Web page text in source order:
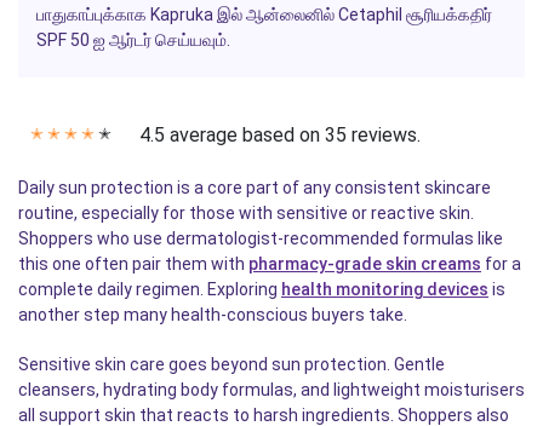
பாதுகாப்புக்காக Kapruka இல் ஆன்லைனில்Cetaphil சூரியக்கதிர்
SPF 50 ஐ ஆர்டர் செய்யவும்.
✭ ✭ ✭ ✭ ✭ 4.5 average based on 35 reviews.
Daily sun protection is a core part of any consistent skincare
routine, especially for those with sensitive or reactive skin.
Shoppers who use dermatologist-recommended formulas like
this one often pair them with pharmacy-grade skin creams for a
complete daily regimen. Exploring health monitoring devices is
another step many health-conscious buyers take.
Sensitive skin care goes beyond sun protection. Gentle
cleansers, hydrating body formulas, and lightweight moisturisers
all support skin that reacts to harsh ingredients. Shoppers also